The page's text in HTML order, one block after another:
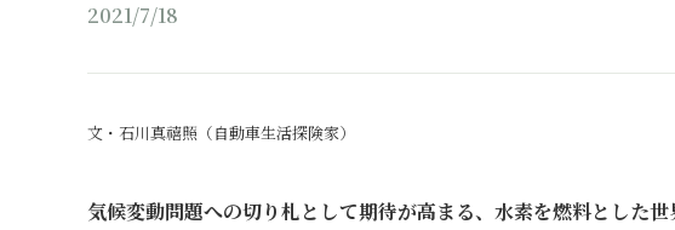
2021/7/18
文・石川真禧照（自動車生活探険家）
気候変動問題への切り札として期待が高まる、水素を燃料とした